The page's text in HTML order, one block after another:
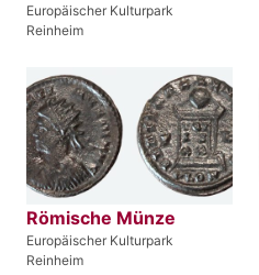
Europäischer Kulturpark
Reinheim
Römische Münze
Europäischer Kulturpark
Reinheim